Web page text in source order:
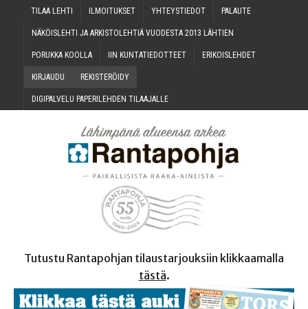
TILAA LEH­TI ILMOI­TUK­SET YHTEYS­TIE­DOT PALAU­TE
NÄKÖIS­LEH­TI JA ARKIS­TO­LEH­TIÄ VUO­DES­TA 2013 LÄHTIEN
PORUK­KA KOOLLA IIN KUN­TA­TIE­DOT­TEET ERI­KOIS­LEH­DET
KIR­JAU­DU REKIS­TE­RÖI­DY
DIGI­PAL­VE­LU PAPE­RI­LEH­DEN TILAAJALLE
Tutustu Rantapohjan tilaustarjouksiin klikkaamalla
tästä.